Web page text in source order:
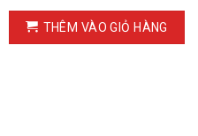
THÊM VÀO GIỎ HÀNG